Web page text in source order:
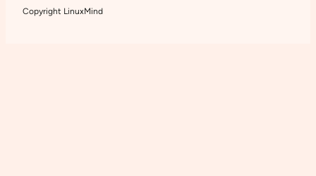
Copyright LinuxMind